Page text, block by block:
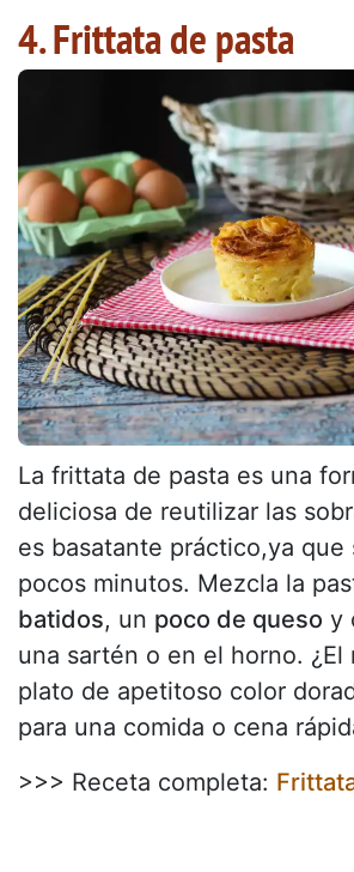
4. Frittata de pasta
La frittata de pasta es una
deliciosa de reutilizar las
es basatante práctico,ya que
pocos minutos. Mezcla la
batidos, un poco de queso y
una sartén o en el horno. ¿El
plato de apetitoso color
para una comida o cena
>>> Receta completa: